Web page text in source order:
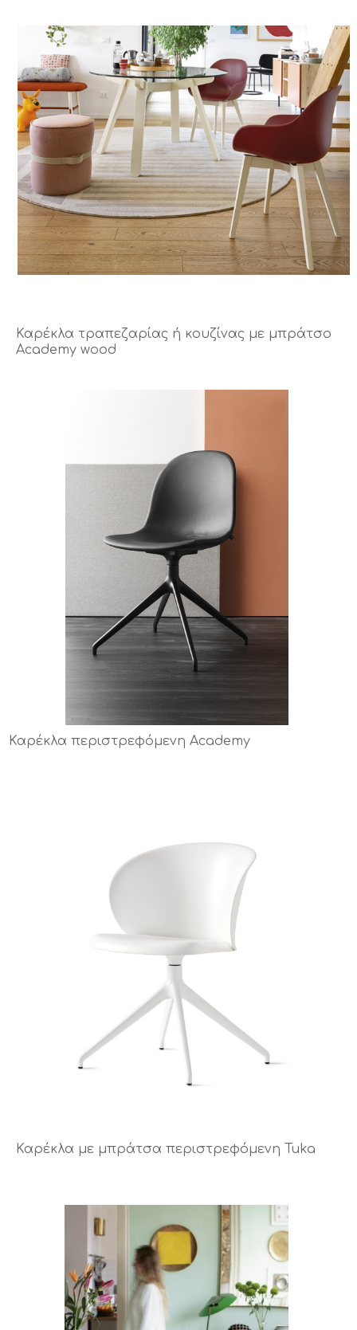
Καρέκλα τραπεζαρίας ή κουζίνας με μπράτσο
Academy wood
Καρέκλα περιστρεφόμενη Academy
Καρέκλα με μπράτσα περιστρεφόμενη Tuka